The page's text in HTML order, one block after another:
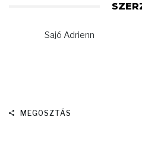
Sajó Adrienn
MEGOSZTÁS